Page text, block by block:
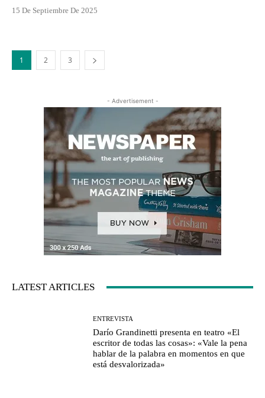
15 De Septiembre De 2025
1 2 3
- Advertisement -
LATEST ARTICLES
ENTREVISTA
Darío Grandinetti presenta en teatro «El
escritor de todas las cosas»: «Vale la pena
hablar de la palabra en momentos en que
está desvalorizada»